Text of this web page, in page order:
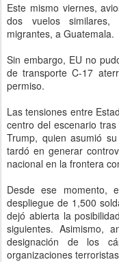
Este mismo viernes,
dos vuelos similares,
migrantes, a Guatemala.
Sin embargo, EU no
de transporte C-17
permiso.
Las tensiones entre
centro del escenario
Trump, quien asumió
tardó en generar
nacional en la frontera
Desde ese momento,
despliegue de 1,500
dejó abierta la
siguientes. Asimismo,
designación de los
organizaciones